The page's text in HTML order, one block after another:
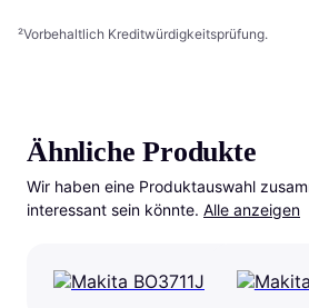
²Vorbehaltlich Kreditwürdigkeitsprüfung.
Ähnliche Produkte
Wir haben eine Produktauswahl
interessant sein könnte. Alle anzeigen